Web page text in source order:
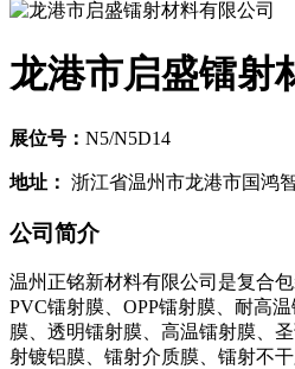
龙港市启盛镭射
展位号： N5/N5D14
地址： 浙江省温州市龙港市国鸿
公司简介
温州正铭新材料有限公司是复合
PVC镭射膜、OPP镭射膜、耐高
膜、透明镭射膜、高温镭射膜、
射镀铝膜、镭射介质膜、镭射不